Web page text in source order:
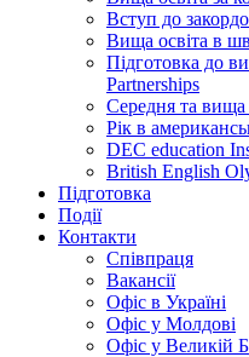
Вступ до
Вища освіта в
Підготовка до
Partnerships
Середня та вища
Рік в
DEC education
British English
Підготовка
Події
Контакти
Співпраця
Вакансії
Офіс в Україні
Офіс у Молдові
Офіс у Великій